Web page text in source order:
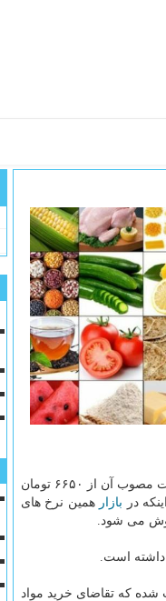
دبیر اتحادیه بنکداران مواد غذایی افزود: شکر نیز از شروع سال افزایش قیمت ۹۰ درصدی را تجربه کرده است و قیمت مصوب آن از ۶۶۵۰ تومان
بازار همین نرخ های
که تقاضای خرید مواد